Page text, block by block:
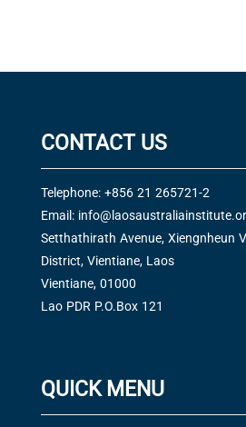
CONTACT US
Telephone: +856 21 265721-2
Email:
Setthathirath Avenue, Xiengnheun
District, Vientiane, Laos
Vientiane, 01000
Lao PDR P.O.Box 121
QUICK MENU